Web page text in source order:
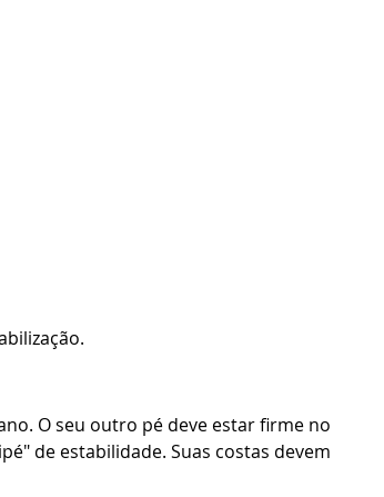
O seu outro pé deve estar firme no
de estabilidade. Suas costas devem